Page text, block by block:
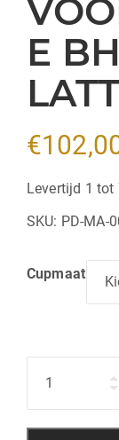
E
€
Levertijd 1 tot
SKU: PD-MA-
Cupmaat